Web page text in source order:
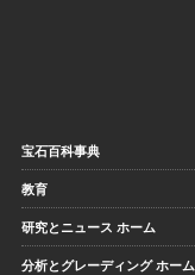
宝石百科事典
教育
研究とニュース ホーム
分析とグレーディング ホーム